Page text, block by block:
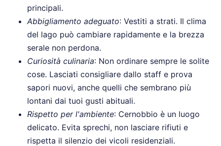
principali.
Abbigliamento adeguato: Vestiti a strati. Il clima
del lago può cambiare rapidamente e la brezza
serale non perdona.
Curiosità culinaria: Non ordinare sempre le solite
cose. Lasciati consigliare dallo staff e prova
sapori nuovi, anche quelli che sembrano più
lontani dai tuoi gusti abituali.
Rispetto per l'ambiente: Cernobbio è un luogo
delicato. Evita sprechi, non lasciare rifiuti e
rispetta il silenzio dei vicoli residenziali.